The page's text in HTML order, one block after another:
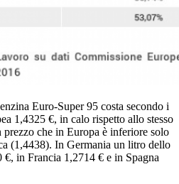
Euro-Super 95 costa secondo i
1,4325 €, in calo rispetto allo stesso
che in Europa è inferiore solo
(1,4438). In Germania un litro dello
€, in Francia 1,2714 € e in Spagna